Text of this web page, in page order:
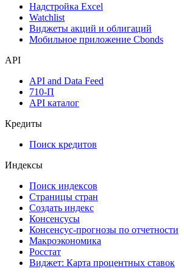
Надстройка Excel
Watchlist
Виджеты акций и облигаций
Мобильное приложение Cbonds
API
API and Data Feed
710-П
API каталог
Кредиты
Поиск кредитов
Индексы
Поиск индексов
Страницы стран
Создать индекс
Консенсусы
Консенсус-прогнозы по отчетности
Макроэкономика
Росстат
Виджет: Карта процентных ставок